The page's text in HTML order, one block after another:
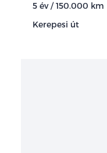
5 év / 150.000 km
Kerepesi út